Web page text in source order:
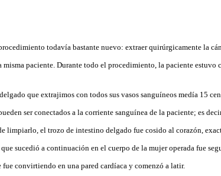
todavía bastante nuevo: extraer quirúrgicamente la
paciente. Durante todo el procedimiento, la paciente estuvo
que extrajimos con todos sus vasos sanguíneos medía 15
ser conectados a la corriente sanguínea de la paciente; es
limpiarlo, el trozo de intestino delgado fue cosido al corazón,
sucedió a continuación en el cuerpo de la mujer operada fue
fue convirtiendo en una pared cardíaca y comenzó a latir.